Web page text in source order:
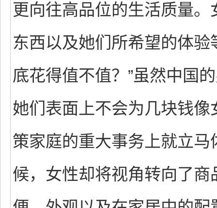
更向往高品位的生活质量
东西以及她们所希望的体
底花得值不值？”虽然中国
她们表面上不会为几块钱
策家庭的重大事务上就立
候，女性却将视角转向了